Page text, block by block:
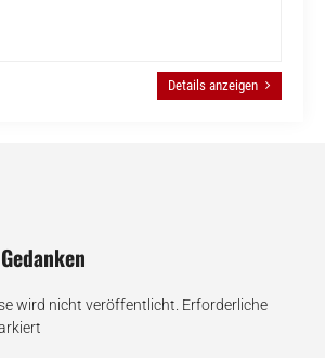
Details anzeigen
wird nicht veröffentlicht. Erforderliche